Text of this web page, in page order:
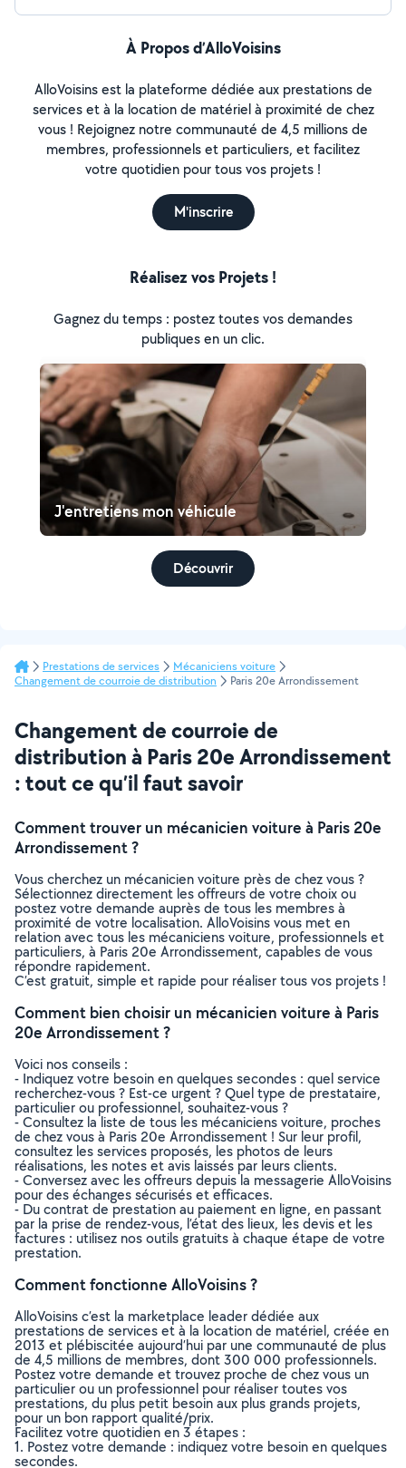
À Propos d’AlloVoisins
AlloVoisins est la plateforme dédiée aux prestations de
services et à la location de matériel à proximité de chez
vous ! Rejoignez notre communauté de 4,5 millions de
membres, professionnels et particuliers, et facilitez
votre quotidien pour tous vos projets !
M'inscrire
Réalisez vos Projets !
Gagnez du temps : postez toutes vos demandes
publiques en un clic.
J'entretiens mon véhicule
Découvrir
Prestations de services
Mécaniciens voiture
Changement de courroie de distribution
Paris 20e Arrondissement
Changement de courroie de
distribution à Paris 20e Arrondissement
: tout ce qu’il faut savoir
Comment trouver un mécanicien voiture à Paris 20e
Arrondissement ?
Vous cherchez un mécanicien voiture près de chez vous ?
Sélectionnez directement les offreurs de votre choix ou
postez votre demande auprès de tous les membres à
proximité de votre localisation. AlloVoisins vous met en
relation avec tous les mécaniciens voiture, professionnels et
particuliers, à Paris 20e Arrondissement, capables de vous
répondre rapidement.
C’est gratuit, simple et rapide pour réaliser tous vos projets !
Comment bien choisir un mécanicien voiture à Paris
20e Arrondissement ?
Voici nos conseils :
- Indiquez votre besoin en quelques secondes : quel service
recherchez-vous ? Est-ce urgent ? Quel type de prestataire,
particulier ou professionnel, souhaitez-vous ?
- Consultez la liste de tous les mécaniciens voiture, proches
de chez vous à Paris 20e Arrondissement ! Sur leur profil,
consultez les services proposés, les photos de leurs
réalisations, les notes et avis laissés par leurs clients.
- Conversez avec les offreurs depuis la messagerie AlloVoisins
pour des échanges sécurisés et efficaces.
- Du contrat de prestation au paiement en ligne, en passant
par la prise de rendez-vous, l’état des lieux, les devis et les
factures : utilisez nos outils gratuits à chaque étape de votre
prestation.
Comment fonctionne AlloVoisins ?
AlloVoisins c’est la marketplace leader dédiée aux
prestations de services et à la location de matériel, créée en
2013 et plébiscitée aujourd’hui par une communauté de plus
de 4,5 millions de membres, dont 300 000 professionnels.
Postez votre demande et trouvez proche de chez vous un
particulier ou un professionnel pour réaliser toutes vos
prestations, du plus petit besoin aux plus grands projets,
pour un bon rapport qualité/prix.
Facilitez votre quotidien en 3 étapes :
1. Postez votre demande : indiquez votre besoin en quelques
secondes.